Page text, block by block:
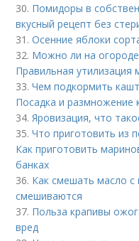
30. Помидоры в
вкусный рецепт без
31.Осенние яблоки
32. Можно ли на
Правильная утилизация
33.Чем подкормить
Посадка и размножение
34.Яровизация, что
35.Что приготовить из
Как приготовить
банках
36. Как смешать масло с
смешиваются
37. Польза крапивы
вред